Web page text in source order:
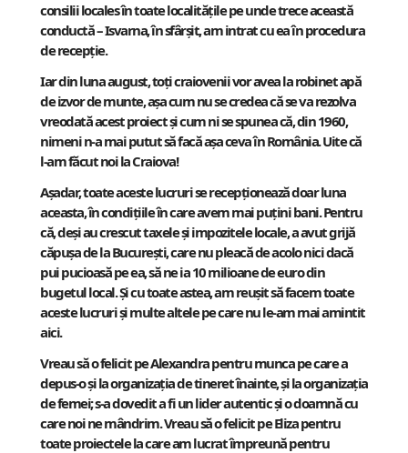
consilii locales în toate localitățile pe unde trece această
conductă – Isvarna, în sfârșit, am intrat cu ea în procedura
de recepție.
Iar din luna august, toți craiovenii vor avea la robinet apă
de izvor de munte, așa cum nu se credea că se va rezolva
vreodată acest proiect și cum ni se spunea că, din 1960,
nimeni n-a mai putut să facă așa ceva în România. Uite că
l-am făcut noi la Craiova!
Așadar, toate aceste lucruri se recepționează doar luna
aceasta, în condițiile în care avem mai puțini bani. Pentru
că, deși au crescut taxele și impozitele locale, a avut grijă
căpușa de la București, care nu pleacă de acolo nici dacă
pui pucioasă pe ea, să ne ia 10 milioane de euro din
bugetul local. Și cu toate astea, am reușit să facem toate
aceste lucruri și multe altele pe care nu le-am mai amintit
aici.
Vreau să o felicit pe Alexandra pentru munca pe care a
depus-o și la organizația de tineret înainte, și la organizația
de femei; s-a dovedit a fi un lider autentic și o doamnă cu
care noi ne mândrim. Vreau să o felicit pe Eliza pentru
toate proiectele la care am lucrat împreună pentru